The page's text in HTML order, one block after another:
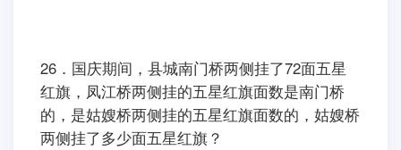
26．国庆期间，县城南门桥两侧挂了72面五星
红旗，凤江桥两侧挂的五星红旗面数是南门桥
的，是姑嫂桥两侧挂的五星红旗面数的，姑嫂桥
两侧挂了多少面五星红旗？